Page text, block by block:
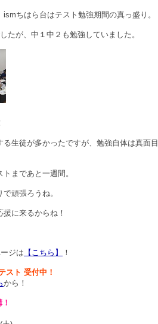
ちはら台はテスト勉強期間の真っ盛り。
たが、中１中２も勉強していました。
る生徒が多かったですが、勉強自体は真面
まであと一週間。
頑張ろうね。
に来るからね！
ジは 【こちら】 ！
スト 受付中！
から！